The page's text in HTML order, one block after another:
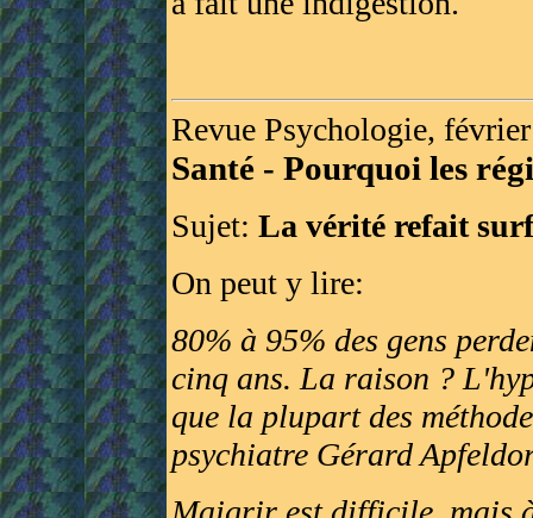
Revue Psychologie,
Santé - Pourquoi les
Sujet: La vérité refait
On peut y lire:
80% à 95% des gens
cinq ans. La raison ?
que la plupart des
psychiatre Gérard